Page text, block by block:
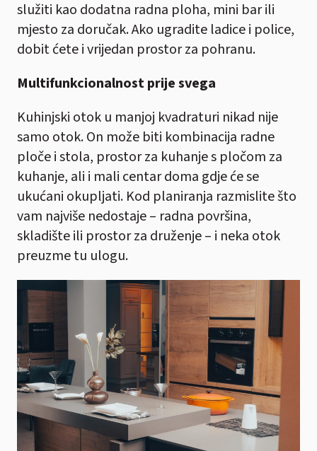
služiti kao dodatna radna ploha, mini bar ili
mjesto za doručak. Ako ugradite ladice i police,
dobit ćete i vrijedan prostor za pohranu.
Multifunkcionalnost prije svega
Kuhinjski otok u manjoj kvadraturi nikad nije
samo otok. On može biti kombinacija radne
ploče i stola, prostor za kuhanje s pločom za
kuhanje, ali i mali centar doma gdje će se
ukućani okupljati. Kod planiranja razmislite što
vam najviše nedostaje – radna površina,
skladište ili prostor za druženje – i neka otok
preuzme tu ulogu.